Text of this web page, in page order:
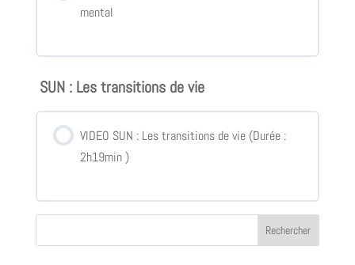
mental
SUN : Les transitions de vie
VIDEO SUN : Les transitions de vie (Durée :
2h19min )